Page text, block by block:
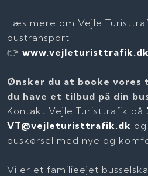
Læs mere om Vejle
bustransport
👉www.vejleturisttrafik.dk
Ønsker du at booke vores
du have et tilbud på din
Kontakt Vejle Turisttrafik på
VT@vejleturisttrafik.dk
buskørsel med nye og
Vi er et familieejet